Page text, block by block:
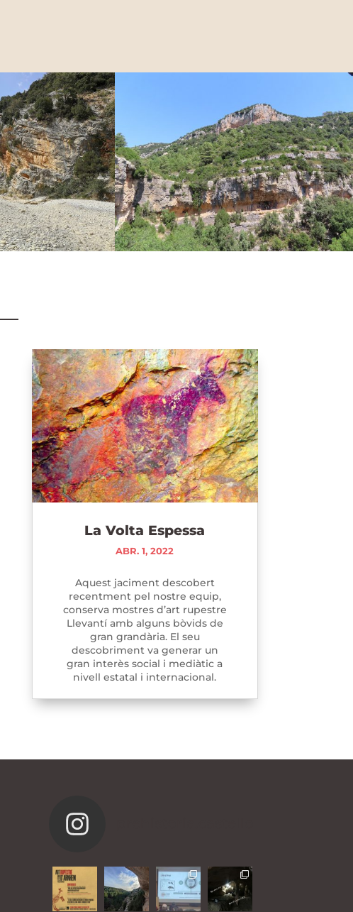
La Volta Espessa
ABR. 1, 2022
Aquest jaciment descobert
recentment pel nostre equip,
conserva mostres d’art rupestre
Llevantí amb alguns bòvids de
gran grandària. El seu
descobriment va generar un
gran interès social i mediàtic a
nivell estatal i internacional.